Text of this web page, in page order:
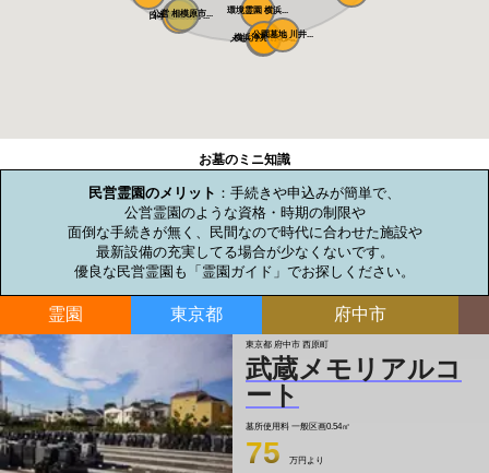
環境霊園 横浜...
メモリアルサン...
横浜浄苑 ふれ...
日本庭園陵墓 ...
公園墓地 川井...
公営 相模原市...
お墓のミニ知識
民営霊園のメリット ：手続きや申込みが簡単で、
公営霊園のような資格・時期の制限や
面倒な手続きが無く、民間なので時代に合わせた施設や
最新設備の充実してる場合が少なくないです。
優良な民営霊園も「霊園ガイド」でお探しください。
霊園 東京都 府中市
東京都 府中市 西原町
武蔵メモリアルコ
ート
墓所使用料 一般区画0.54㎡
75 万円より